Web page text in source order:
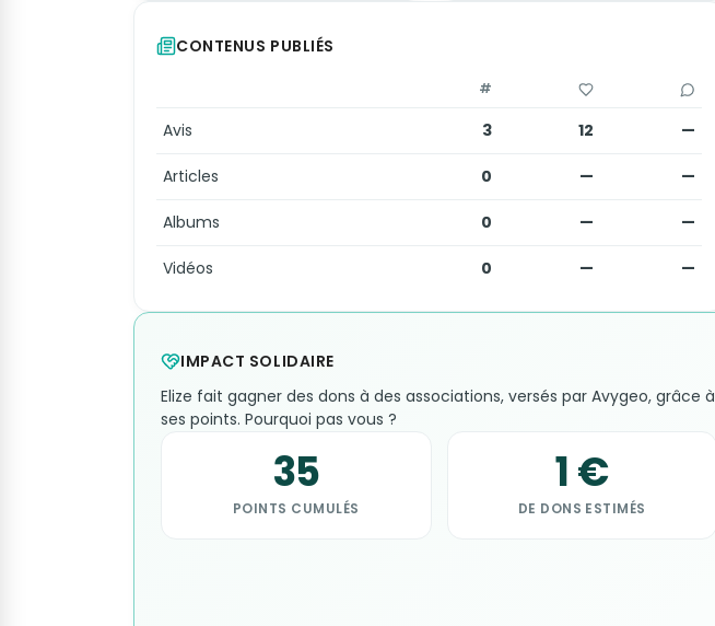
CONTENUS PUBLIÉS
#
Avis 3 12 —
Articles 0 — —
Albums 0 — —
Vidéos 0 — —
IMPACT SOLIDAIRE
Elize fait gagner des dons à des associations, versés par Avygeo, grâce à
ses points. Pourquoi pas vous ?
35
POINTS CUMULÉS
1 €
DE DONS ESTIMÉS